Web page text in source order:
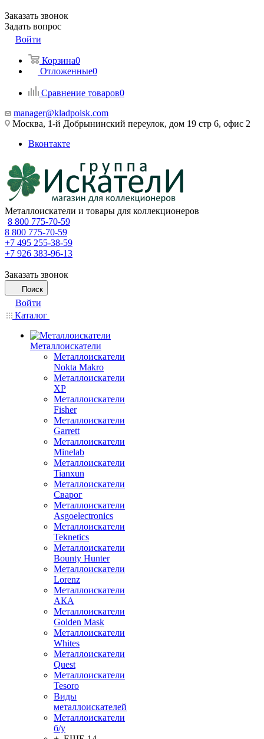
Заказать звонок
Задать вопрос
Войти
Корзина0
Отложенные0
Сравнение товаров0
manager@kladpoisk.com
Москва, 1-й Добрынинский переулок, дом 19 стр 6, офис 2
Вконтакте
Металлоискатели и товары для коллекционеров
8 800 775-70-59
8 800 775-70-59
+7 495 255-38-59
+7 926 383-96-13
Заказать звонок
Поиск
Войти
Каталог
Металлоискатели
Металлоискатели
Nokta Makro
Металлоискатели
XP
Металлоискатели
Fisher
Металлоискатели
Garrett
Металлоискатели
Minelab
Металлоискатели
Tianxun
Металлоискатели
Сварог
Металлоискатели
Asgoelectronics
Металлоискатели
Teknetics
Металлоискатели
Bounty Hunter
Металлоискатели
Lorenz
Металлоискатели
АКА
Металлоискатели
Golden Mask
Металлоискатели
Whites
Металлоискатели
Quest
Металлоискатели
Tesoro
Виды
металлоискателей
Металлоискатели
б/у